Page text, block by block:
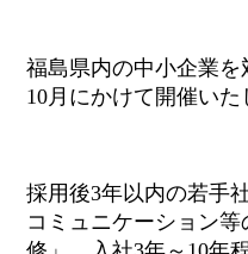
福島県内の中小企業
10月にかけて開催いた
採用後3年以内の若手
コミュニケーション